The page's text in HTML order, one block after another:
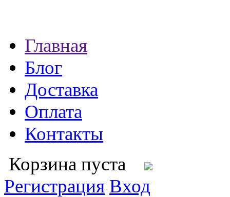
Главная
Блог
Доставка
Оплата
Контакты
Корзина пуста
Регистрация Вход